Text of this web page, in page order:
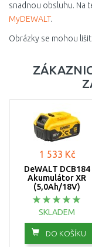
snadnou obsluhu. Na
MyDEWALT.
Obrázky se mohou
1 533 Kč
DeWALT DCB184
Akumulátor XR
(5,0Ah/18V)
SKLADEM
DO KOŠÍKU